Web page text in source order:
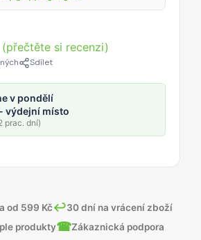
(přečtěte si recenzi)
Sdílet
v pondělí
výdejní místo
prac. dní)
od 599 Kč↩30 dní na vrácení zboží
produkty☎Zákaznická podpora